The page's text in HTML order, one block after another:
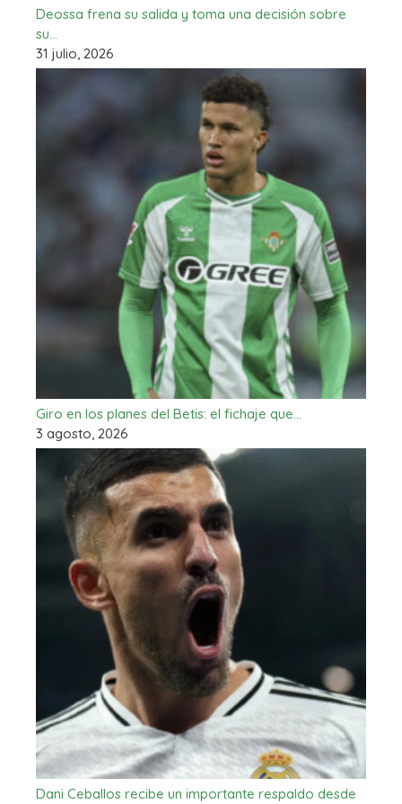
Deossa frena su salida y toma una decisión sobre
su…
31 julio, 2026
Giro en los planes del Betis: el fichaje que…
3 agosto, 2026
Dani Ceballos recibe un importante respaldo desde